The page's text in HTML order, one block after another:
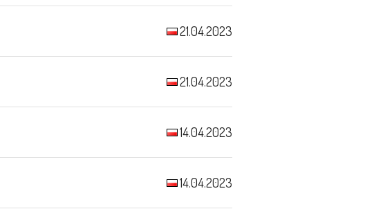
21.04.2023
21.04.2023
14.04.2023
14.04.2023